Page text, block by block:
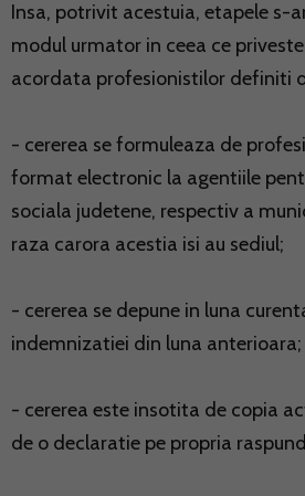
Insa, potrivit acestuia, etapele s-
modul urmator in ceea ce
acordata profesionistilor definiti
- cererea se formuleaza de
format electronic la agentiile
sociala judetene, respectiv a
raza carora acestia isi au sediul;
- cererea se depune in luna
indemnizatiei din luna anterioara;
- cererea este insotita de copia
de o declaratie pe propria